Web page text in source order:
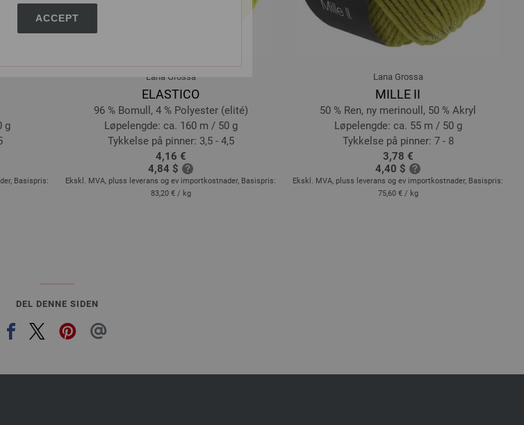
ACCEPT
g
Basispris:
Lana Grossa
ELASTICO
96 % Bomull, 4 % Polyester (elité)
Løpelengde: ca. 160 m / 50 g
Tykkelse på pinner: 3,5 - 4,5
4,16 €
4,84 $
Ekskl. MVA, pluss leverans og ev importkostnader, Basispris:
83,20 € / kg
Lana Grossa
MILLE II
50 % Ren, ny merinoull, 50 % Akryl
Løpelengde: ca. 55 m / 50 g
Tykkelse på pinner: 7 - 8
3,78 €
4,40 $
Ekskl. MVA, pluss leverans og ev importkostnader, Basispris:
75,60 € / kg
DEL DENNE SIDEN